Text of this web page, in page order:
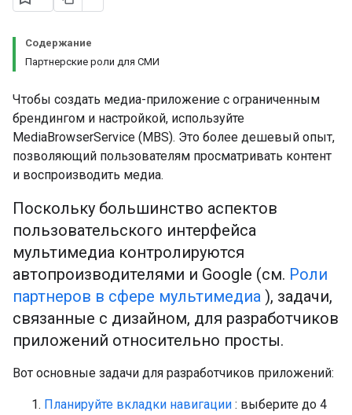
Содержание
Партнерские роли для СМИ
Чтобы создать медиа-приложение с ограниченным
брендингом и настройкой, используйте
MediaBrowserService (MBS). Это более дешевый опыт,
позволяющий пользователям просматривать контент
и воспроизводить медиа.
Поскольку большинство аспектов
пользовательского интерфейса
мультимедиа контролируются
автопроизводителями и Google (см. Роли
партнеров в сфере мультимедиа ), задачи,
связанные с дизайном, для разработчиков
приложений относительно просты.
Вот основные задачи для разработчиков приложений:
Планируйте вкладки навигации : выберите до 4